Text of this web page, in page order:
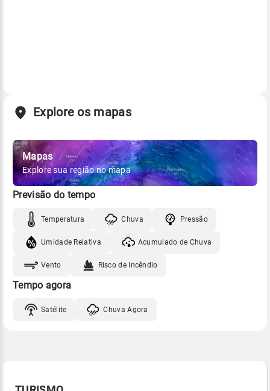
Explore os mapas
Mapas
Explore sua região no mapa
Previsão do tempo
Temperatura Chuva Pressão
Umidade Relativa Acumulado de Chuva
Vento Risco de Incêndio
Tempo agora
Satélite Chuva Agora